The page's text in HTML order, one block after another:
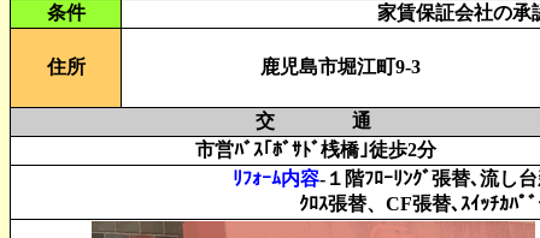
条件
家賃保証会社の承
住所 鹿児島市堀江町9-3
交 通
市営ﾊﾞｽ｢ﾎﾞｻﾄﾞ桟橋｣徒歩2分
ﾘﾌｫｰﾑ内容-１階ﾌﾛｰﾘﾝｸﾞ張替､流し
ｸﾛｽ張替、CF張替､ｽｲｯﾁｶﾊ